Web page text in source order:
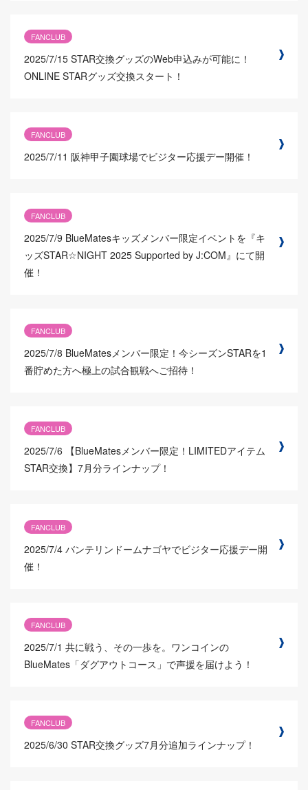
FANCLUB
2025/7/15 STAR交換グッズのWeb申込みが可能に！
ONLINE STARグッズ交換スタート！
FANCLUB
2025/7/11 阪神甲子園球場でビジター応援デー開催！
FANCLUB
2025/7/9 BlueMatesキッズメンバー限定イベントを『キ
ッズSTAR☆NIGHT 2025 Supported by J:COM』にて開
催！
FANCLUB
2025/7/8 BlueMatesメンバー限定！今シーズンSTARを1
番貯めた方へ極上の試合観戦へご招待！
FANCLUB
2025/7/6
【BlueMatesメンバー限定！LIMITEDアイテム
STAR交換】7月分ラインナップ！
FANCLUB
2025/7/4 バンテリンドームナゴヤでビジター応援デー開
催！
FANCLUB
2025/7/1 共に戦う、その一歩を。ワンコインの
BlueMates「ダグアウトコース」で声援を届けよう！
FANCLUB
2025/6/30 STAR交換グッズ7月分追加ラインナップ！